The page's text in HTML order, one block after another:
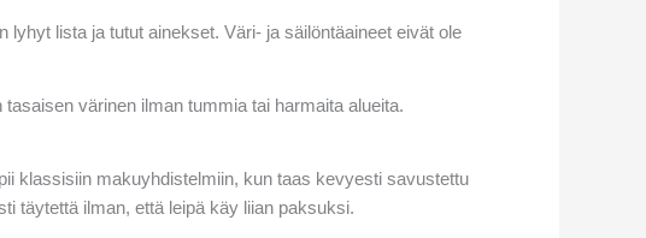
lista ja tutut ainekset. Väri- ja säilöntäaineet eivät ole
värinen ilman tummia tai harmaita alueita.
klassisiin makuyhdistelmiin, kun taas kevyesti savustettu
täytettä ilman, että leipä käy liian paksuksi.